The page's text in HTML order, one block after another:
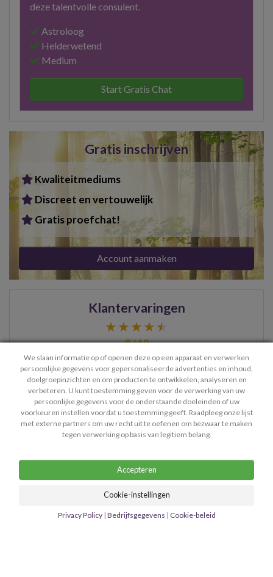
deze talentvolle consulent.
Astroloog
Helderwetend
Medium
Start Gratis Chat
Gratis inschrijven
Kwaliteitmediums
Discreet en vertouwelijk
Gratis proefchat!
Account aanmaken
Klantervaringen
9 / 10
Hoi Victoria, ik ben je dankbaar dat ik jou heb leren
kennen. Je bent uniek, bijzonder en een mooi en lief
mens. Jij en …- Jelle
> Bekijk meer ervaringen
Privacy Policy
Algemene Voorwaarden
We slaan informatie op of openen deze op een apparaat en verwerken
persoonlijke gegevens voor gepersonaliseerde advertenties en inhoud,
doelgroepinzichten en om producten te ontwikkelen, analyseren en
verbeteren. U kunt toestemming geven voor de verwerking van uw
persoonlijke gegevens voor de onderstaande doeleinden of uw
voorkeuren instellen voordat u toestemming geeft. Raadpleeg onze lijst
met externe partners om uw recht uit te oefenen om bezwaar te maken
tegen verwerking op basis van legitiem belang.
Accepteren
Cookie-instellingen
Privacy Policy | Bedrijfsgegevens | Cookie-beleid